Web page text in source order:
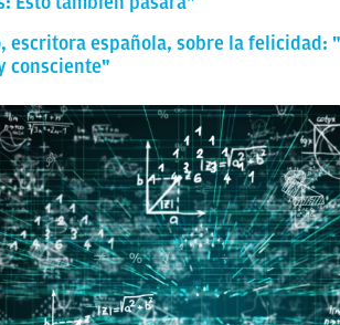
escritora española, sobre la
consciente"